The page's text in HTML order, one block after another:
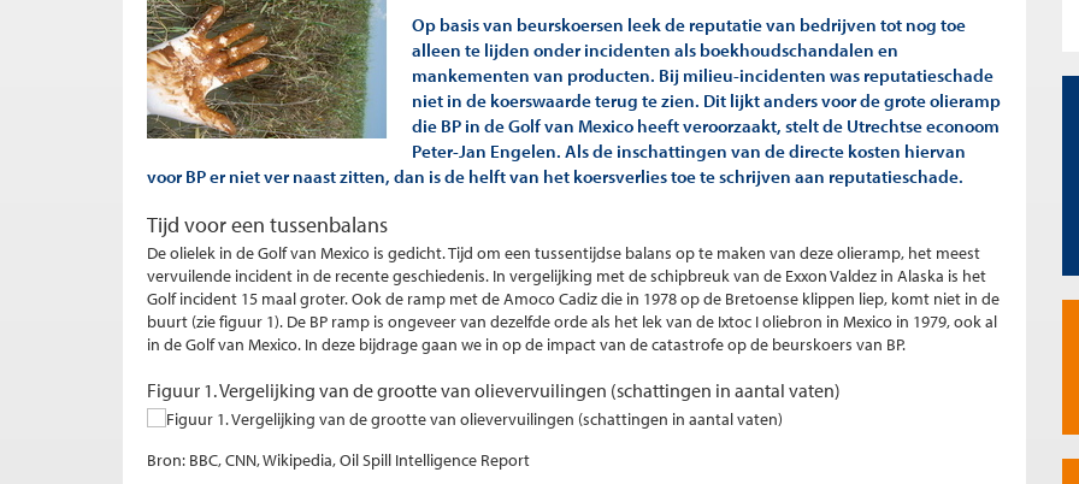
Op basis van beurskoersen leek de reputatie van bedrijven tot nog toe
alleen te lijden onder incidenten als boekhoudschandalen en
mankementen van producten. Bij milieu-incidenten was reputatieschade
niet in de koerswaarde terug te zien. Dit lijkt anders voor de grote olieramp
die BP in de Golf van Mexico heeft veroorzaakt, stelt de Utrechtse econoom
Peter-Jan Engelen. Als de inschattingen van de directe kosten hiervan
voor BP er niet ver naast zitten, dan is de helft van het koersverlies toe te schrijven aan reputatieschade.
Tijd voor een tussenbalans
De olielek in de Golf van Mexico is gedicht. Tijd om een tussentijdse balans op te maken van deze olieramp, het meest
vervuilende incident in de recente geschiedenis. In vergelijking met de schipbreuk van de Exxon Valdez in Alaska is het
Golf incident 15 maal groter. Ook de ramp met de Amoco Cadiz die in 1978 op de Bretoense klippen liep, komt niet in de
buurt (zie figuur 1). De BP ramp is ongeveer van dezelfde orde als het lek van de Ixtoc I oliebron in Mexico in 1979, ook al
in de Golf van Mexico. In deze bijdrage gaan we in op de impact van de catastrofe op de beurskoers van BP.
Figuur 1. Vergelijking van de grootte van olievervuilingen (schattingen in aantal vaten)
Bron: BBC, CNN, Wikipedia, Oil Spill Intelligence Report